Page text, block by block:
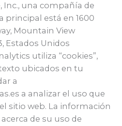
Inc., una compañía de
principal está en 1600
Mountain View
Estados Unidos
utiliza “cookies”,
ubicados en tu
a
a analizar el uso que
sitio web. La información
de su uso de